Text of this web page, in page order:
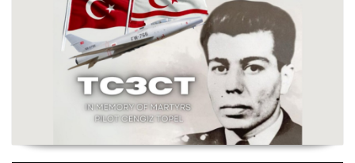
Şehit Pilot Yüzbaşı Cengiz Topel Anma Etkinliği